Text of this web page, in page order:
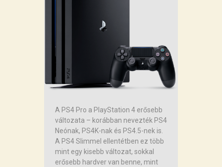
A PS4 Pro a PlayStation 4 erősebb
változata – korábban nevezték PS4
Neónak, PS4K-nak és PS4.5-nek is.
A PS4 Slimmel ellentétben ez több
mint egy kisebb változat, sokkal
erősebb hardver van benne, mint